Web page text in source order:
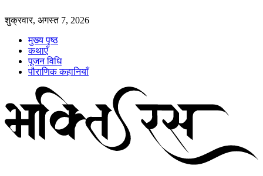
शुक्रवार, अगस्त 7, 2026
मुख्य पृष्ठ
कथाएँ
पूजन विधि
पौराणिक कहानियाँ